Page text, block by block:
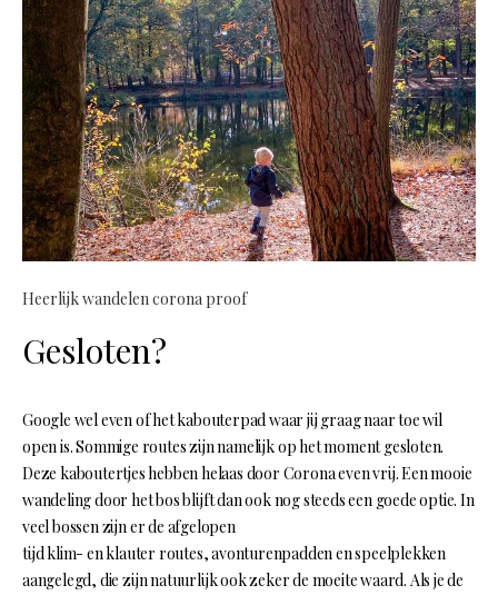
Heerlijk wandelen corona proof
Gesloten?
Google wel even of het kabouterpad waar jij graag naar toe wil
open is. Sommige routes zijn namelijk op het moment gesloten.
Deze kaboutertjes hebben helaas door Corona even vrij. Een mooie
wandeling door het bos blijft dan ook nog steeds een goede optie. In
veel bossen zijn er de afgelopen
tijd klim- en klauter routes, avonturenpadden en speelplekken
aangelegd, die zijn natuurlijk ook zeker de moeite waard. Als je de